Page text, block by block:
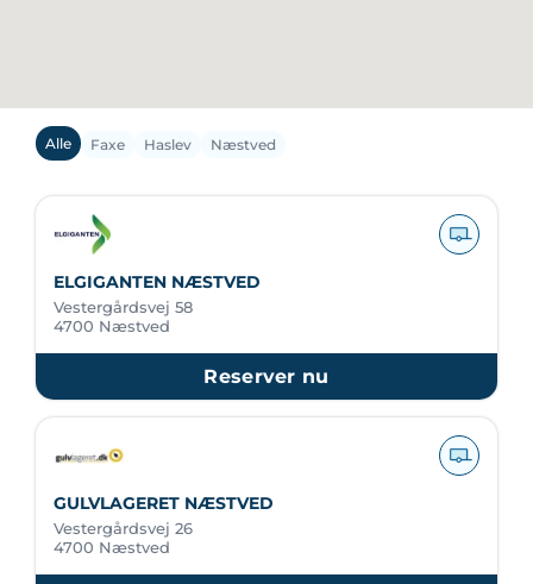
Alle Faxe Haslev Næstved
ELGIGANTEN NÆSTVED
Vestergårdsvej 58
4700 Næstved
Reserver nu
GULVLAGERET NÆSTVED
Vestergårdsvej 26
4700 Næstved